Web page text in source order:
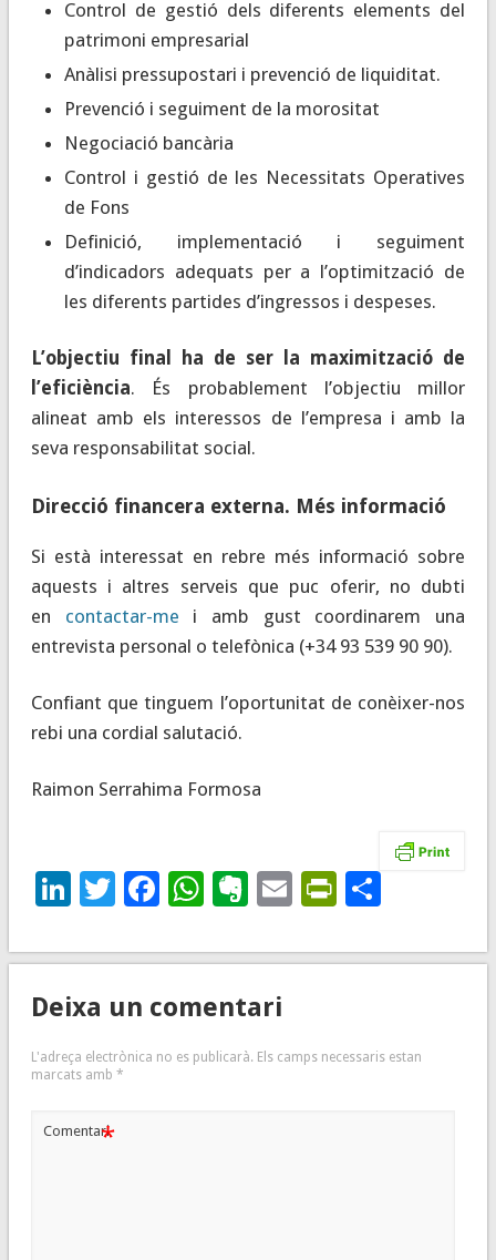
Control de gestió dels diferents elements del
patrimoni empresarial
Anàlisi pressupostari i prevenció de liquiditat.
Prevenció i seguiment de la morositat
Negociació bancària
Control i gestió de les Necessitats Operatives
de Fons
Definició, implementació i seguiment
d’indicadors adequats per a l’optimització de
les diferents partides d’ingressos i despeses.
L’objectiu final ha de ser la maximització de
l’eficiència. És probablement l’objectiu millor
alineat amb els interessos de l’empresa i amb la
seva responsabilitat social.
Direcció financera externa. Més informació
Si està interessat en rebre més informació sobre
aquests i altres serveis que puc oferir, no dubti
en contactar-me i amb gust coordinarem una
entrevista personal o telefònica (+34 93 539 90 90).
Confiant que tinguem l’oportunitat de conèixer-nos
rebi una cordial salutació.
Raimon Serrahima Formosa
LinkedIn
Twitter
Facebook
WhatsApp
Evernote
Email
Deixa un comentari
L'adreça electrònica no es publicarà. Els camps necessaris estan
marcats amb *
Comentari*